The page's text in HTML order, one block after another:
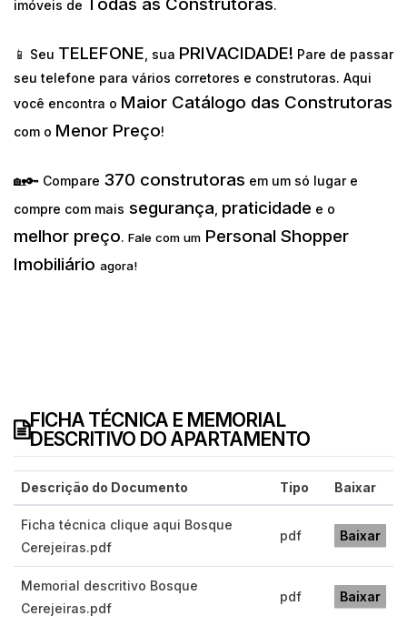
imóveis de Todas as Construtoras.
📱 Seu TELEFONE , sua PRIVACIDADE! Pare de passar
seu telefone para vários corretores e construtoras. Aqui
você encontra o Maior Catálogo das Construtoras
com o Menor Preço!
🏡🔑 Compare 370 construtoras em um só lugar e
compre com mais segurança praticidade e o
melhor preço. Fale com um Personal Shopper
Imobiliário agora!
FICHA TÉCNICA E MEMORIAL
DESCRITIVO DO APARTAMENTO
Descrição do Documento Tipo Baixar
Ficha técnica clique aqui Bosque
Cerejeiras.pdf
pdf Baixar
Memorial descritivo Bosque
Cerejeiras.pdf
pdf Baixar